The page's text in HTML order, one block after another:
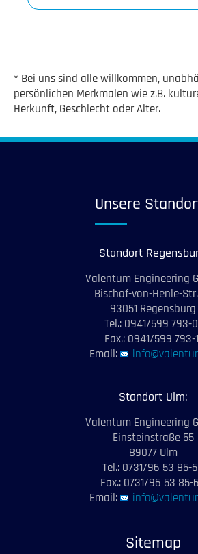
* Bei uns sind alle willkommen,
persönlichen Merkmalen wie z.B.
Herkunft, Geschlecht oder Alter.
Unsere
Standort
Valentum Engineering
Bischof-von-Henle-
93051 Regensburg
Tel.: 0941/599 793-
Fax.: 0941/599 793-
Email:
Standort Ulm:
Valentum Engineering
Einsteinstraße 55
89077 Ulm
Tel.: 0731/96 53 85-
Fax.: 0731/96 53 85-
Email:
Sitemap